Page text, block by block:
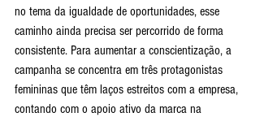
no tema da igualdade de oportunidades, esse
caminho ainda precisa ser percorrido de forma
consistente. Para aumentar a conscientização, a
campanha se concentra em três protagonistas
femininas que têm laços estreitos com a empresa,
contando com o apoio ativo da marca na